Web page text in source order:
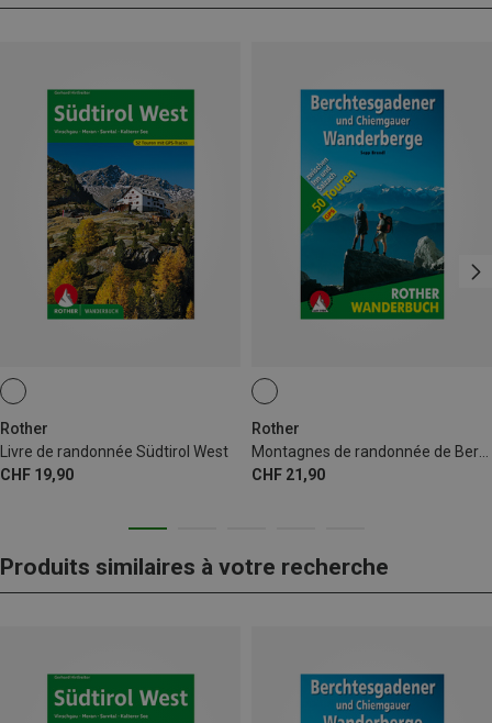
Rother
Livre de randonnée Südtirol West
CHF 19,90
Rother
CHF 21,90
Produits similaires à votre recherche